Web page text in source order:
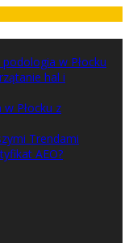
w Płocku
hal i
Płocku z
Trendami
AEO?